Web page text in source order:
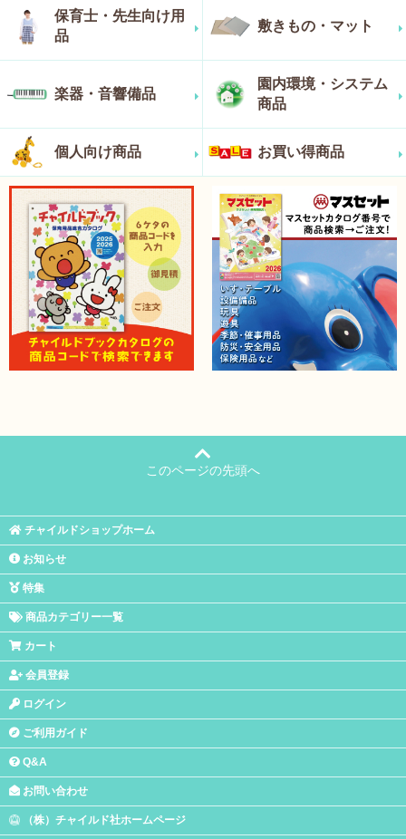
保育士・先生向け用
品
敷きもの・マット
楽器・音響備品
園内環境・システム
商品
個人向け商品 お買い得商品
このページの先頭へ
チャイルドショップホーム
お知らせ
特集
商品カテゴリー一覧
カート
会員登録
ログイン
ご利用ガイド
Q&A
お問い合わせ
（株）チャイルド社ホームページ